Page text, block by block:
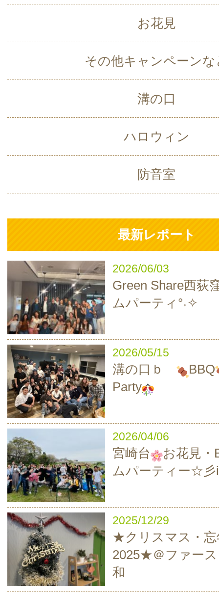
お花見
その他キャンペーンな
溝の口
ハロウィン
防音室
最新レポート
2026/06/03
Green Share西荻
ムパーティ°˖✧
2026/05/15
溝の口ｂ
BBQ
Party
2026/04/06
宮崎台
お花見・
ムパーティー☆彡
2025/12/29
★クリスマス・忘
2025★＠ファー
和